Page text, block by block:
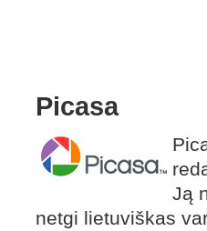
Picasa
Ją
netgi lietuviškas